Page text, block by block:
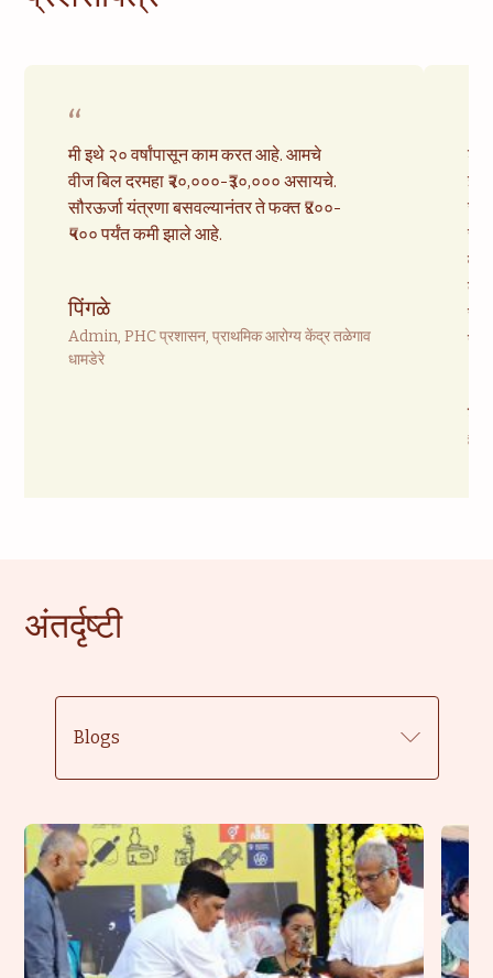
“
मी इथे २० वर्षांपासून काम करत आहे. आमचे
वीज बिल दरमहा ₹२०,०००-₹३०,००० असायचे.
सौरऊर्जा यंत्रणा बसवल्यानंतर ते फक्त ₹४००-
₹५०० पर्यंत कमी झाले आहे.
पिंगळे
Admin, PHC प्रशासन, प्राथमिक आरोग्य केंद्र तळेगाव
धामडेरे
अंतर्दृष्टी
Blogs